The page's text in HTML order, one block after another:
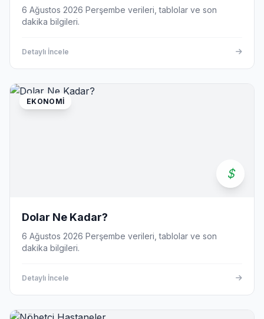
6 Ağustos 2026 Perşembe verileri, tablolar ve son
dakika bilgileri.
Detaylı İncele
EKONOMI
Dolar Ne Kadar?
6 Ağustos 2026 Perşembe verileri, tablolar ve son
dakika bilgileri.
Detaylı İncele